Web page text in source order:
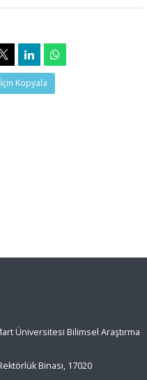
Kopyala
Üniversitesi Bilimsel Araştırma
Binası, 17020